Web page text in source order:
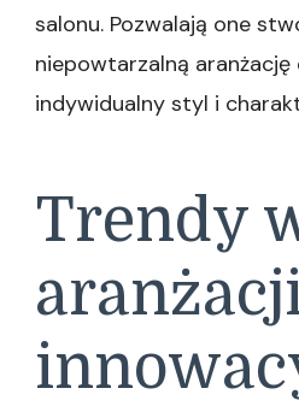
salonu. Pozwalają one
niepowtarzalną
indywidualny styl i
Trendy